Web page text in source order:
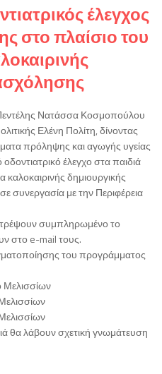
έλεγχος
στο πλαίσιο του
Νατάσσα Κοσμοπούλου
Ελένη Πολίτη, δίνοντας
πρόληψης και αγωγής υγείας
έλεγχο στα παιδιά
δημιουργικής
συνεργασία με την Περιφέρεια
συμπληρωμένο το
στο e-mail τους.
του προγράμματος
Μελισσίων
θα λάβουν σχετική γνωμάτευση